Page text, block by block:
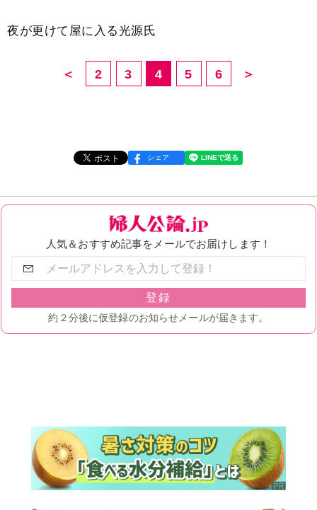
夜が更けて屋に入る光源氏
＜ 2 3 4 5 6 ＞
シェア